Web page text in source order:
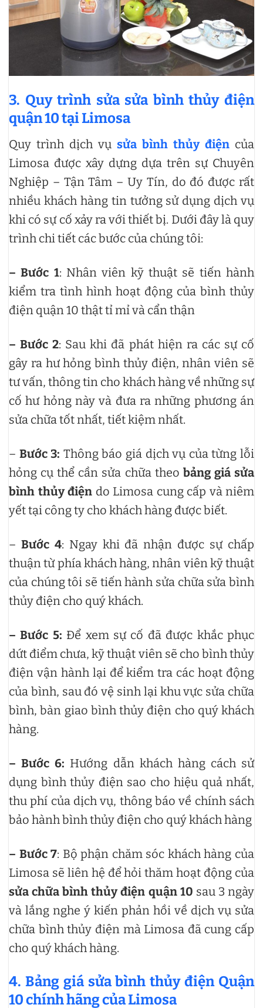
3. Quy trình sửa sửa bình thủy điện
quận 10 tại Limosa
Quy trình dịch vụ sửa bình thủy điện của
Limosa được xây dựng dựa trên sự Chuyên
Nghiệp – Tận Tâm – Uy Tín, do đó được rất
nhiều khách hàng tin tưởng sử dụng dịch vụ
khi có sự cố xảy ra với thiết bị. Dưới đây là quy
trình chi tiết các bước của chúng tôi:
– Bước 1: Nhân viên kỹ thuật sẽ tiến hành
kiểm tra tình hình hoạt động của bình thủy
điện quận 10 thật tỉ mỉ và cẩn thận
– Bước 2: Sau khi đã phát hiện ra các sự cố
gây ra hư hỏng bình thủy điện, nhân viên sẽ
tư vấn, thông tin cho khách hàng về những sự
cố hư hỏng này và đưa ra những phương án
sửa chữa tốt nhất, tiết kiệm nhất.
– Bước 3: Thông báo giá dịch vụ của từng lỗi
hỏng cụ thể cần sửa chữa theo bảng giá sửa
bình thủy điện do Limosa cung cấp và niêm
yết tại công ty cho khách hàng được biết.
– Bước 4: Ngay khi đã nhận được sự chấp
thuận từ phía khách hàng, nhân viên kỹ thuật
của chúng tôi sẽ tiến hành sửa chữa sửa bình
thủy điện cho quý khách.
– Bước 5: Để xem sự cố đã được khắc phục
dứt điểm chưa, kỹ thuật viên sẽ cho bình thủy
điện vận hành lại để kiểm tra các hoạt động
của bình, sau đó vệ sinh lại khu vực sửa chữa
bình, bàn giao bình thủy điện cho quý khách
hàng.
– Bước 6: Hướng dẫn khách hàng cách sử
dụng bình thủy điện sao cho hiệu quả nhất,
thu phí của dịch vụ, thông báo về chính sách
bảo hành bình thủy điện cho quý khách hàng
– Bước 7: Bộ phận chăm sóc khách hàng của
Limosa sẽ liên hệ để hỏi thăm hoạt động của
sửa chữa bình thủy điện quận 10 sau 3 ngày
và lắng nghe ý kiến phản hồi về dịch vụ sửa
chữa bình thủy điện mà Limosa đã cung cấp
cho quý khách hàng.
4. Bảng giá sửa bình thủy điện Quận
10 chính hãng của Limosa